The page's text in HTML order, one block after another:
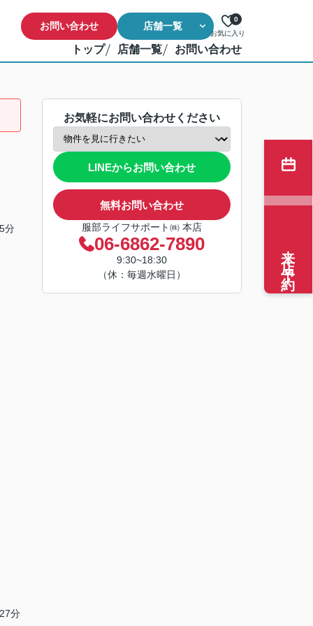
お問い合わせ 店舗一覧
お気に入り
0
トップ 店舗一覧 お問い合わせ
分
分
お気軽にお問い合わせください
LINEからお問い合わせ
無料お問い合わせ
服部ライフサポート㈱ 本店
06-6862-7890
9:30~18:30
（休：毎週水曜日）
来店予約